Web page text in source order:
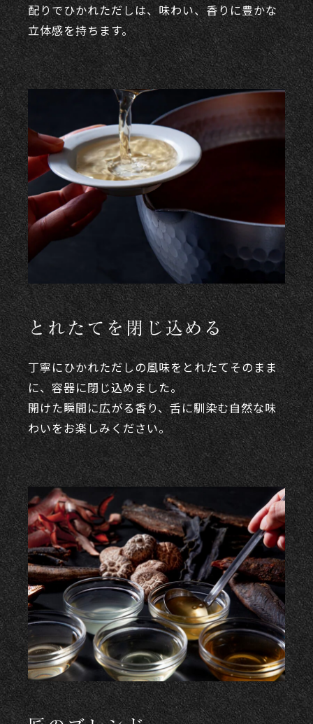
配りでひかれただしは、味わい、香りに豊かな
立体感を持ちます。
とれたてを閉じ込める
丁寧にひかれただしの風味をとれたてそのまま
に、容器に閉じ込めました。
開けた瞬間に広がる香り、舌に馴染む自然な味
わいをお楽しみください。